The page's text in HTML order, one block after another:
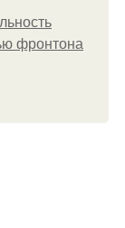
фронтона